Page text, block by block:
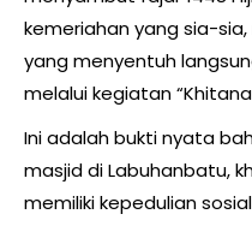
kemeriahan yang sia-
yang menyentuh
melalui kegiatan
Ini adalah bukti nyata
masjid di Labuhanbatu,
memiliki kepedulian